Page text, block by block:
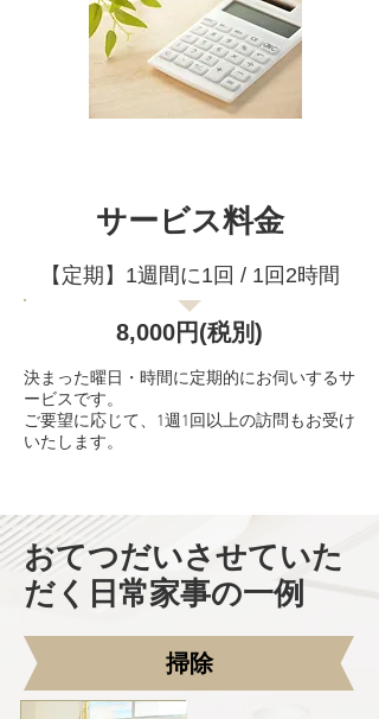
サービス料金
8,000円(税別)
【定期】1週間に1回 / 1回2時間
決まった曜日・時間に定期的にお伺いするサ
ービスです。
ご要望に応じて、1週1回以上の訪問もお受け
いたします。
おてつだいさせていた
だく日常家事の一例
掃除